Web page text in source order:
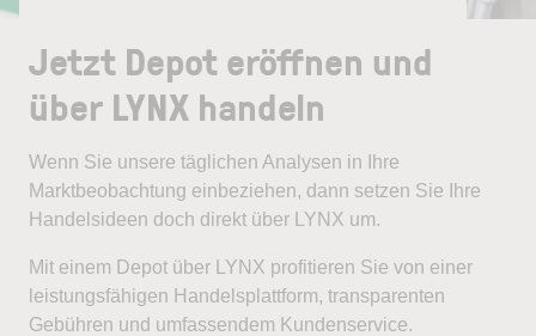
Jetzt Depot eröffnen und
über LYNX handeln
Wenn Sie unsere täglichen Analysen in Ihre
Marktbeobachtung einbeziehen, dann setzen Sie Ihre
Handelsideen doch direkt über LYNX um.
Mit einem Depot über LYNX profitieren Sie von einer
leistungsfähigen Handelsplattform, transparenten
Gebühren und umfassendem Kundenservice.